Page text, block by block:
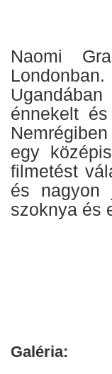
Naomi
énnekelt
egy
filmetést
és nagyon
szoknya és
Galéria: